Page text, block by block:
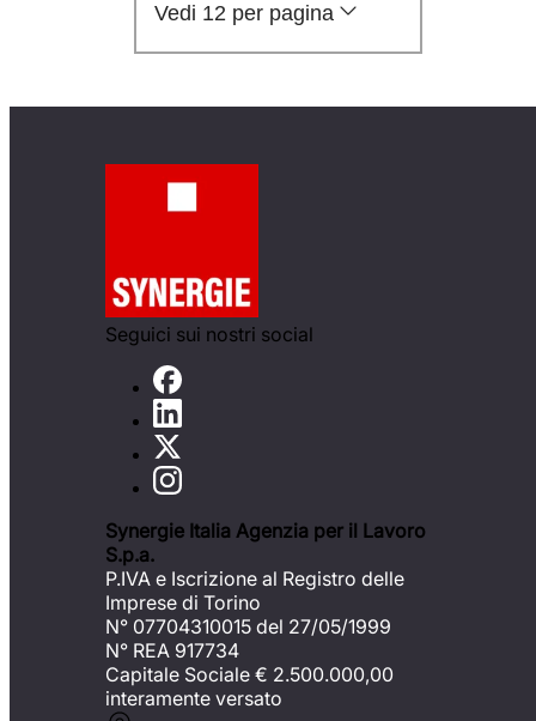
Vedi 12 per pagina
Seguici sui nostri social
Synergie Italia Agenzia per il Lavoro
S.p.a.
P.IVA e Iscrizione al Registro delle
Imprese di Torino
N° 07704310015 del 27/05/1999
N° REA 917734
Capitale Sociale € 2.500.000,00
interamente versato